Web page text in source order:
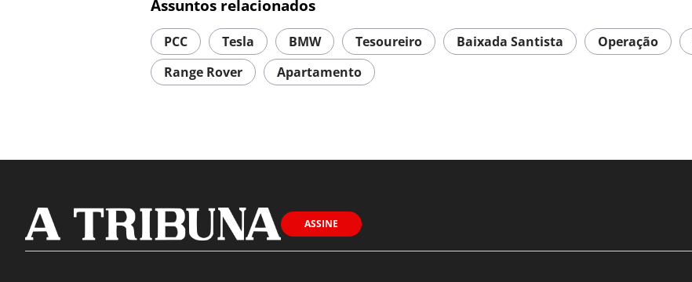
Assuntos relacionados
PCC Tesla BMW Tesoureiro Baixada Santista Operação
Range Rover
Apartamento
ASSINE